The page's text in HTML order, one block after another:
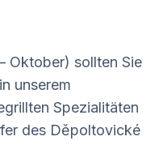
Oktober) sollten Sie
unserem
Spezialitäten
des Děpoltovické